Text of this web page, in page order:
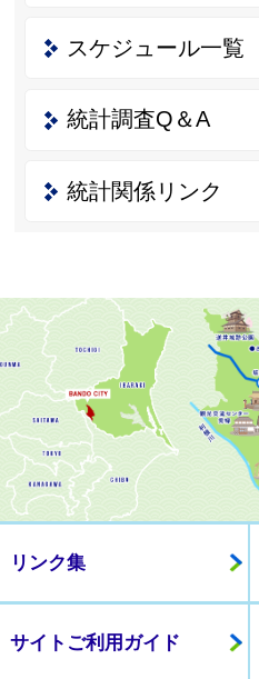
スケジュール一覧
統計調査Q＆A
統計関係リンク
リンク集
サイトご利用ガイド